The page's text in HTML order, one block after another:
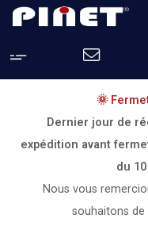
🌞
Dernier jour de
expédition avant
du
Nous vous
souhaitons de